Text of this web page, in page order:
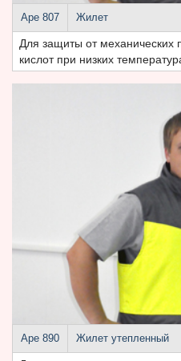
Аре 807 Жилет
Для защиты от механических
кислот при низких
Аре 890 Жилет утепленный